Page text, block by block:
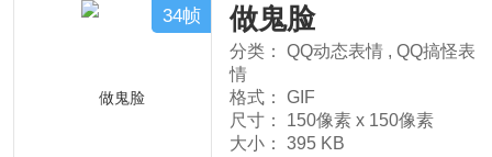
34帧 做鬼脸
分类： QQ动态表情 , QQ搞怪表
情
格式：
GIF
尺寸：
150像素 x 150像素
大小：
395 KB